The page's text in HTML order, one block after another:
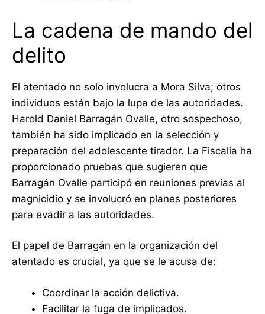
La cadena de mando del
delito
El atentado no solo involucra a Mora Silva; otros
individuos están bajo la lupa de las autoridades.
Harold Daniel Barragán Ovalle, otro sospechoso,
también ha sido implicado en la selección y
preparación del adolescente tirador. La Fiscalía ha
proporcionado pruebas que sugieren que
Barragán Ovalle participó en reuniones previas al
magnicidio y se involucró en planes posteriores
para evadir a las autoridades.
El papel de Barragán en la organización del
atentado es crucial, ya que se le acusa de:
Coordinar la acción delictiva.
Facilitar la fuga de implicados.